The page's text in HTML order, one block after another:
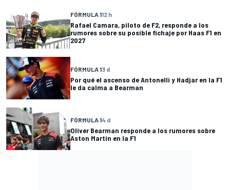
FÓRMULA 112 h
Rafael Camara, piloto de F2, responde a los
rumores sobre su posible fichaje por Haas F1 en
2027
FÓRMULA 13 d
Por qué el ascenso de Antonelli y Hadjar en la F1
le da calma a Bearman
FÓRMULA 14 d
Oliver Bearman responde a los rumores sobre
Aston Martin en la F1